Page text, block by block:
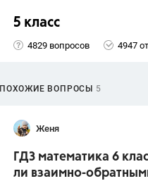
5 класс
4829 вопросов 4947
ПОХОЖИЕ ВОПРОСЫ 5
Женя
ГДЗ математика 6
ли взаимно-